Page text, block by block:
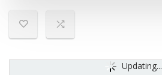
Updating...